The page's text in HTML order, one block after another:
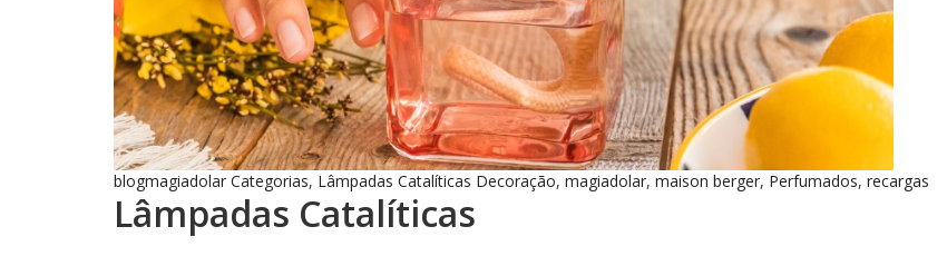
blogmagiadolar Categorias, Lâmpadas Catalíticas Decoração, magiadolar, maison berger, Perfumados, recargas
Lâmpadas Catalíticas